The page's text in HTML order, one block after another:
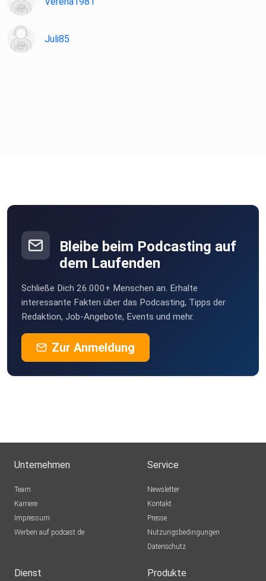
on
Juli85
Bleibe beim Podcasting auf
dem Laufenden
Schließe Dich 26.000+ Menschen an. Erhalte
interessante Fakten über das Podcasting, Tipps der
Redaktion, Job-Angebote, Events und mehr.
Zur Anmeldung
Unternehmen
Team
Karriere
Impressum
Werben auf podcast.de
Service
Newsletter
Kontakt
Presse
Nutzungsbedingungen
Datenschutz
Dienst Produkte